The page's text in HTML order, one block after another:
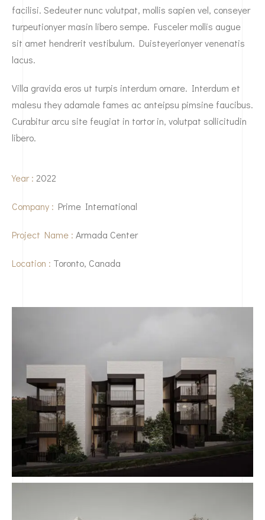
facilisi. Sedeuter nunc volutpat, mollis sapien vel, conseyer
turpeutionyer masin libero sempe. Fusceler mollis augue
sit amet hendrerit vestibulum. Duisteyerionyer venenatis
lacus.
Villa gravida eros ut turpis interdum ornare. Interdum et
malesu they adamale fames ac anteipsu pimsine faucibus.
Curabitur arcu site feugiat in tortor in, volutpat sollicitudin
libero.
Year : 2022
Company : Prime International
Project Name : Armada Center
Location : Toronto, Canada